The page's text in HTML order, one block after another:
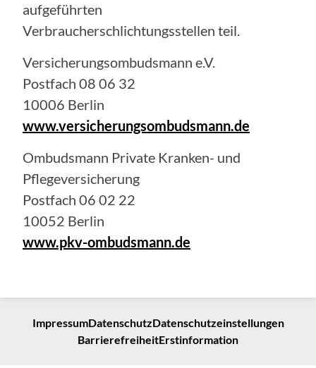
aufgeführten
Verbraucherschlichtungsstellen teil.
Versicherungsombudsmann e.V.
Postfach 08 06 32
10006 Berlin
www.versicherungsombudsmann.de
Ombudsmann Private Kranken- und
Pflegeversicherung
Postfach 06 02 22
10052 Berlin
www.pkv-ombudsmann.de
ImpressumDatenschutzDatenschutzeinstellungen
BarrierefreiheitErstinformation